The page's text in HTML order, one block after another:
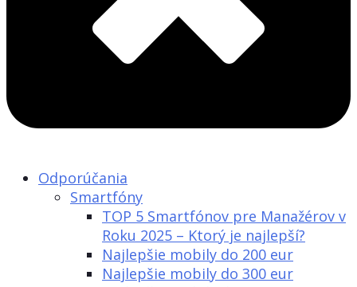
Odporúčania
Smartfóny
TOP 5 Smartfónov pre Manažérov v
Roku 2025 – Ktorý je najlepší?
Najlepšie mobily do 200 eur
Najlepšie mobily do 300 eur